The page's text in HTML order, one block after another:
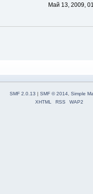
Май 13, 2009,
SMF 2.0.13 | SMF © 2014 Simple
XHTML
RSS WAP2